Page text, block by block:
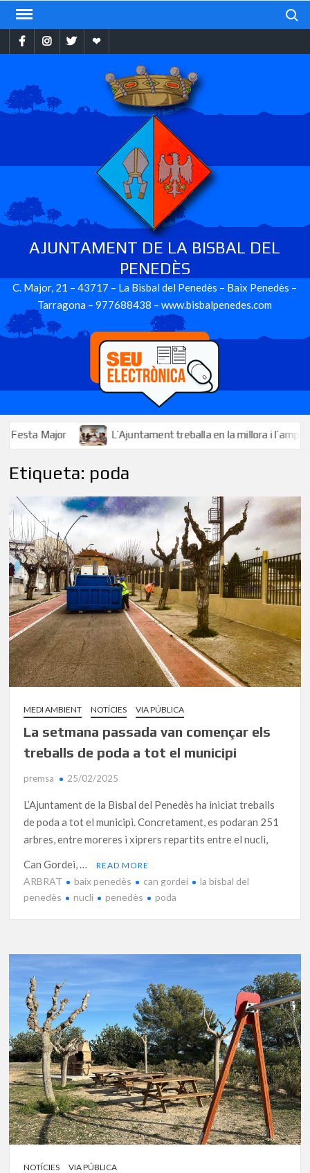
Skip
contentFacebookInstragram
TwitterEbando
AJUNTAMENT DE LA BISBAL DEL
PENEDÈS
C. Major, 21 – 43717 – La Bisbal del Penedès – Baix Penedès –
Tarragona – 977688438 – www.bisbalpenedes.com
L’Ajuntament treballa en la millora i l’ampliació dels
Etiqueta: poda
MEDI AMBIENT NOTÍCIES VIA PÚBLICA
La setmana passada van començar els
treballs de poda a tot el municipi
premsa 25/02/2025
L’Ajuntament de la Bisbal del Penedès ha iniciat treballs
de poda a tot el municipi. Concretament, es podaran 251
arbres, entre moreres i xiprers repartits entre el nucli,
Can Gordei, …
READ MORE
ARBRAT baix penedès can gordei
la bisbal del
penedès
nucli penedès poda
NOTÍCIES VIA PÚBLICA